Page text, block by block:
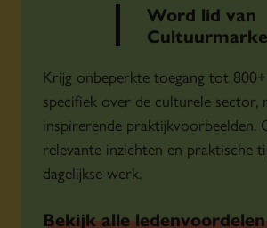
Kunstmuseum Den Haag haar
Cinetree biedt tijdelijk haar
Bekijk online degehele
Centraal Museum.
Duik in de
database en verken de
Eye Filmmuseum.
Word lid van
Krijg onbeperkte toegang tot
specifiek over de culturele sector,
inspirerende praktijkvoorbeelden.
relevante inzichten en praktische
dagelijkse werk.
Bekijk alle ledenvoordelen